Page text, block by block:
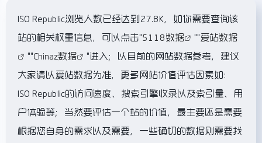
ISO Republic浏览人数已经达到27.8K，如你需要查询该
站的相关权重信息，可以点击"5118数据 ""爱站数据
""Chinaz数据
"进入；以目前的网站数据参考，建议
大家请以爱站数据为准，更多网站价值评估因素如：
ISO Republic的访问速度、搜索引擎收录以及索引量、用
户体验等；当然要评估一个站的价值，最主要还是需要
根据您自身的需求以及需要，一些确切的数据则需要找